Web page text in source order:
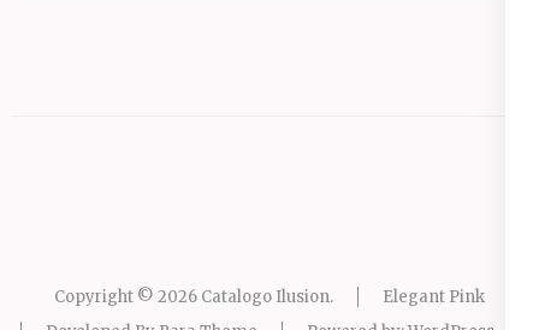
Copyright © 2026 Catalogo Ilusion.
Elegant Pink